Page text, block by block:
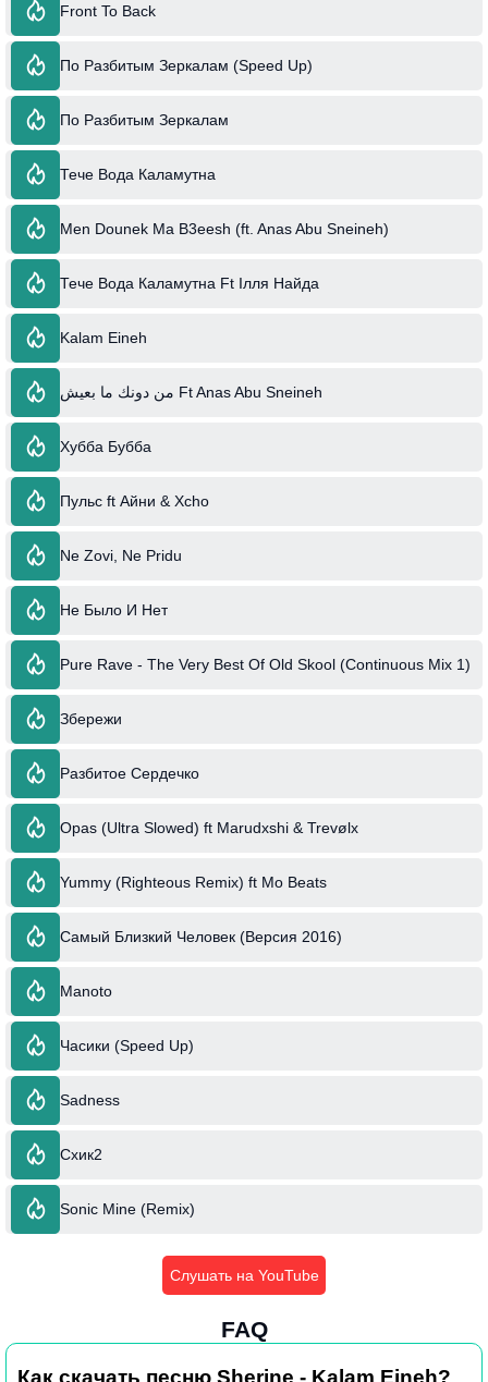
Front To Back
По Разбитым Зеркалам (Speed Up)
По Разбитым Зеркалам
Тече Вода Каламутна
Men Dounek Ma B3eesh (ft. Anas Abu Sneineh)
Тече Вода Каламутна Ft Ілля Найда
Kalam Eineh
من دونك ما بعيش Ft Anas Abu Sneineh
Хубба Бубба
Пульс ft Айни & Xcho
Ne Zovi, Ne Pridu
Не Было И Нет
Pure Rave - The Very Best Of Old Skool (Continuous Mix 1)
Збережи
Разбитое Сердечко
Opas (Ultra Slowed) ft Marudxshi & Trevølx
Yummy (Righteous Remix) ft Mo Beats
Самый Близкий Человек (Версия 2016)
Manoto
Часики (Speed Up)
Sadness
Схик2
Sonic Mine (Remix)
Слушать на YouTube
FAQ
Как скачать песню Sherine - Kalam Eineh?